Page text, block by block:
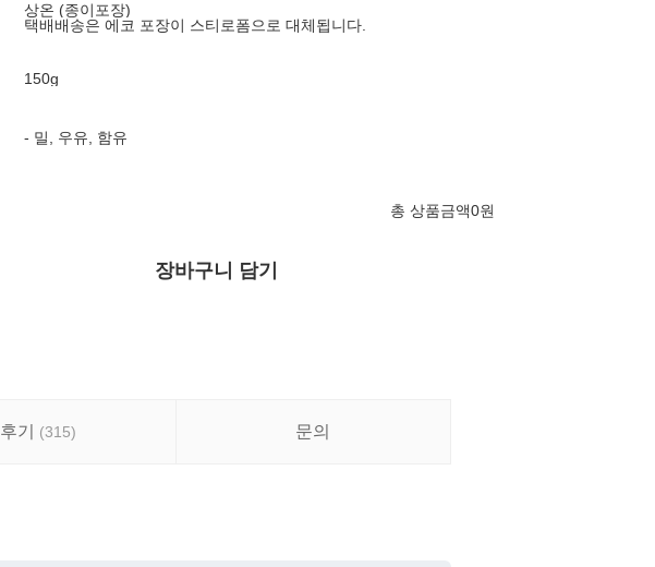
상온 (종이포장)
택배배송은 에코 포장이 스티로폼으로 대체됩니다.
150g
- 밀, 우유, 함유
총 상품금액0원
장바구니 담기
후기 (315) 문의